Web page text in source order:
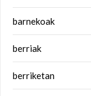
barnekoak
berriak
berriketan